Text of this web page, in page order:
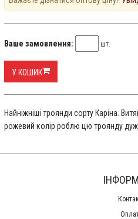
Ваше замовлення: шт.
У КОШИК
Найніжніші троянди сорту Каріна.
рожевий колір роблю цю троянду